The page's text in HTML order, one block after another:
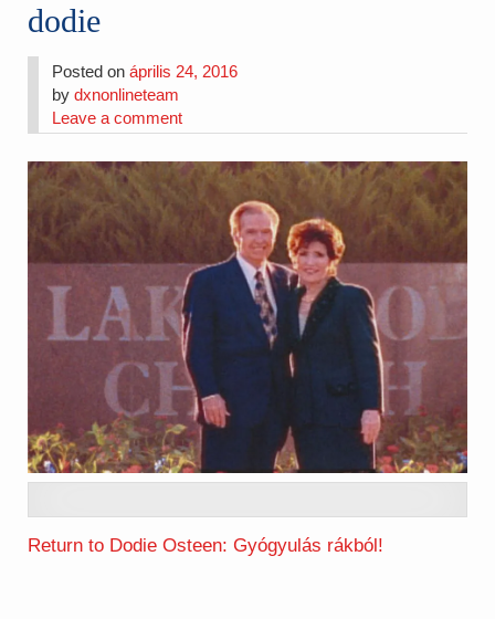
dodie
Posted onáprilis 24, 2016
bydxnonlineteam
Leave a comment
Return to Dodie Osteen: Gyógyulás rákból!